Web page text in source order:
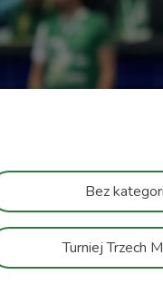
Bez
Turniej Trzech